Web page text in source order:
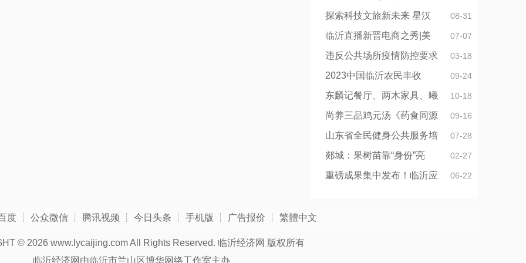
08-31
探索科技文旅新未来 星汉
07-07
临沂直播新晋电商之秀|美
03-18
违反公共场所疫情防控要求
09-24
2023中国临沂农民丰收
10-18
东麟记餐厅、两木家具、曦
09-16
尚养三品鸡元汤《药食同源
07-28
山东省全民健身公共服务培
02-27
郯城：果树苗靠“身份”亮
06-22
重磅成果集中发布！临沂应
度 ┊ 公众微信 ┊ 腾讯视频 ┊ 今日头条 ┊ 手机版 ┊ 广告报价 ┊ 繁體中文
© 2026 www.lycaijing.com All Rights Reserved. 临沂经济网 版权所有
临沂经济网由临沂市兰山区博华网络工作室主办